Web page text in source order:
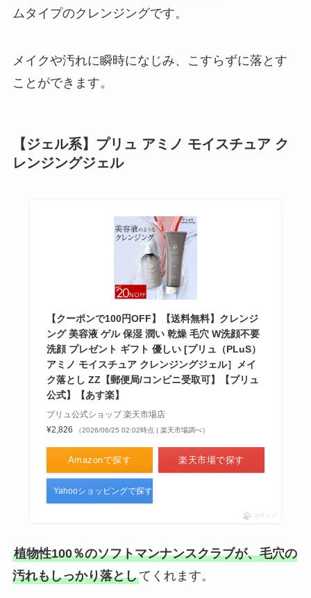
ムタイプのクレンジングです。
メイクや汚れに瞬時になじみ、こすらずに落とす
ことができます。
【ジェル系】プリュ アミノ モイスチュア ク
レンジングジェル
【クーポンで100円OFF】【送料無料】クレンジ
ング 美容液 ゲル 保湿 潤い 乾燥 毛穴 W洗顔不要
洗顔 プレゼント ギフト 優しい [プリュ（PLuS）
アミノ モイスチュア クレンジングジェル］メイ
ク落とし ZZ【郵便局/コンビニ受取可】【プリュ
公式】【あす楽】
プリュ公式ショップ 楽天市場店
¥2,826
（2026/06/25 02:02時点 | 楽天市場調べ）
Amazonで探す 楽天市場で探す
Yahooショッピングで探す
ポチップ
植物性100％のソフトマンナンスクラブが、毛穴の
汚れもしっかり落としてくれます。